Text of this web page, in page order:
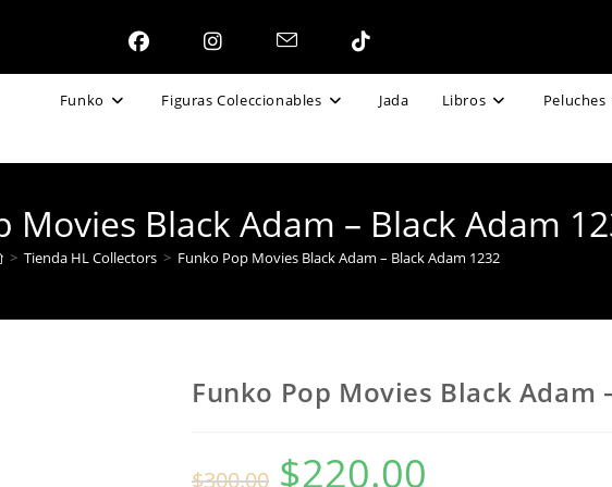
Funko Figuras Coleccionables Jada Libros Peluches
Movies Black Adam – Black Adam
> Tienda HL Collectors > Funko Pop Movies Black Adam – Black Adam 1232
Funko Pop Movies Black Adam
$300.00
El
precio
$220.00